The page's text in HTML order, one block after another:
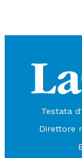
Testata
Direttore